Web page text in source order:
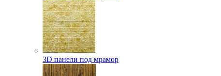
3D панели под мрамор